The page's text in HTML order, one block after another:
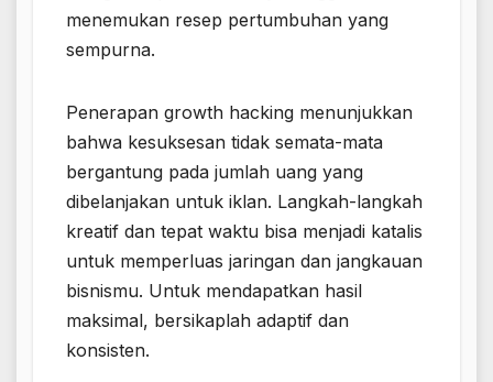
menemukan resep pertumbuhan yang
sempurna.
Penerapan growth hacking menunjukkan
bahwa kesuksesan tidak semata-mata
bergantung pada jumlah uang yang
dibelanjakan untuk iklan. Langkah-langkah
kreatif dan tepat waktu bisa menjadi katalis
untuk memperluas jaringan dan jangkauan
bisnismu. Untuk mendapatkan hasil
maksimal, bersikaplah adaptif dan
konsisten.